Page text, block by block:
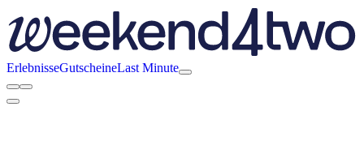
ErlebnisseGutscheineLast Minute